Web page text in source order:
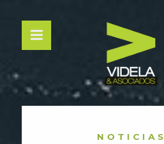
NOTICIAS